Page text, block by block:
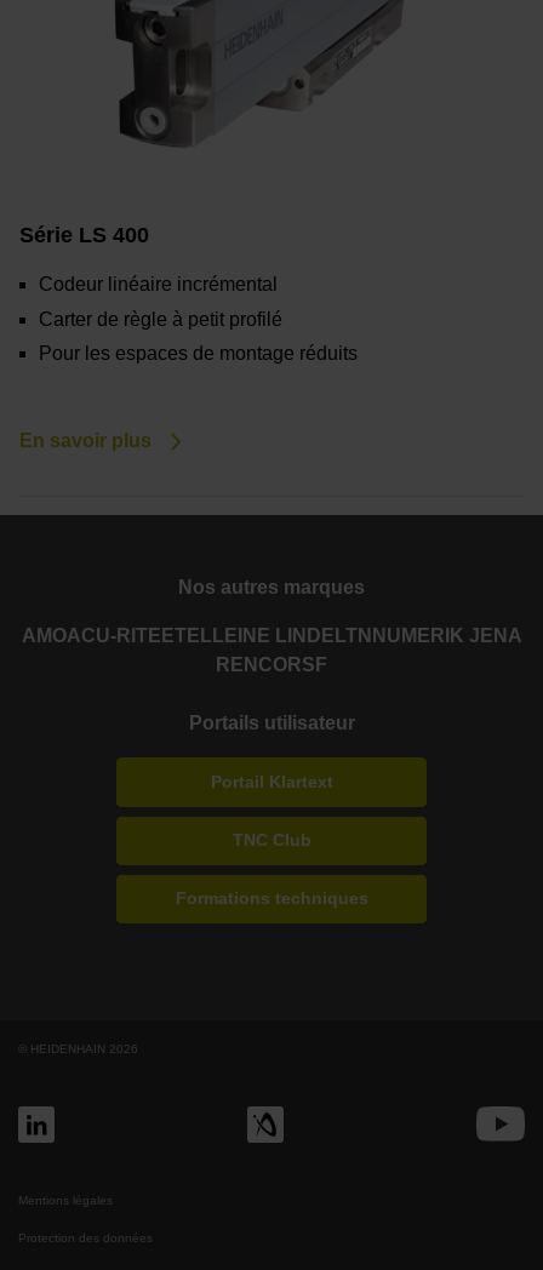
Série LS 400
Codeur linéaire incrémental
Carter de règle à petit profilé
Pour les espaces de montage réduits
En savoir plus
Nos autres marques
AMOACU-RITE ETEL LEINE LINDE LTN NUMERIK JENA
RENCORSF
Portails utilisateur
Portail Klartext
TNC Club
Formations techniques
© HEIDENHAIN 2026
Mentions légales
Protection des données